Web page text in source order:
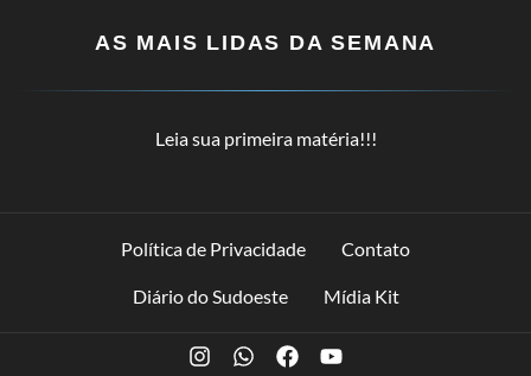
AS MAIS LIDAS DA SEMANA
Leia sua primeira matéria!!!
Política de Privacidade Contato
Diário do Sudoeste Mídia Kit